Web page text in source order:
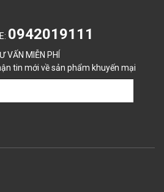
: 0942019111
VẤN MIỄN PHÍ
tin mới về sản phẩm khuyến mại